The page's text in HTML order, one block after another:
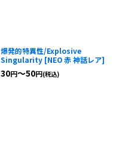
爆発的特異性/Explosive
Singularity [NEO 赤 神話レア]
30円～50円(税込)